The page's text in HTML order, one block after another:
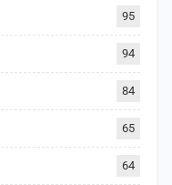
95
94
84
65
64